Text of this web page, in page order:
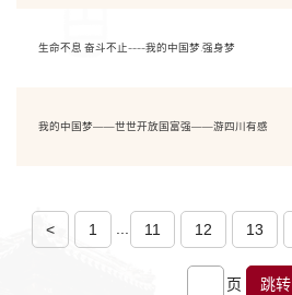
生命不息 奋斗不止----我的中国梦.强身梦
我的中国梦——世世开放国富强——游四川有感
< 1 11 12 13
页 跳转